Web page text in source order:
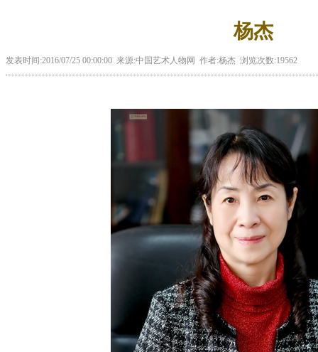
杨杰
发表时间:2016/07/25 00:00:00 来源:中国艺术人物网 作者:杨杰 浏览次数:19562